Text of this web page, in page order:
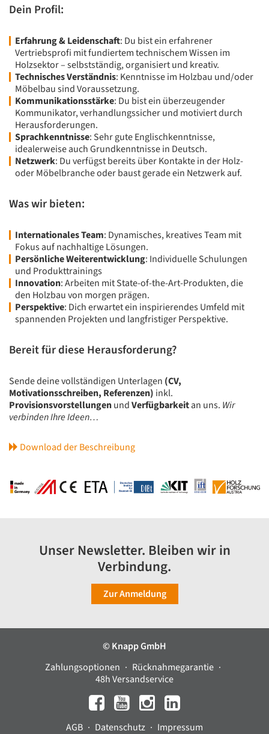
Dein Profil:
Erfahrung & Leidenschaft: Du bist ein erfahrener
Vertriebsprofi mit fundiertem technischem Wissen im
Holzsektor – selbstständig, organisiert und kreativ.
Technisches Verständnis: Kenntnisse im Holzbau und/oder
Möbelbau sind Voraussetzung.
Kommunikationsstärke: Du bist ein überzeugender
Kommunikator, verhandlungssicher und motiviert durch
Herausforderungen.
Sprachkenntnisse: Sehr gute Englischkenntnisse,
idealerweise auch Grundkenntnisse in Deutsch.
Netzwerk: Du verfügst bereits über Kontakte in der Holz-
oder Möbelbranche oder baust gerade ein Netzwerk auf.
Was wir bieten:
Internationales Team: Dynamisches, kreatives Team mit
Fokus auf nachhaltige Lösungen.
Persönliche Weiterentwicklung: Individuelle Schulungen
und Produkttrainings
Innovation: Arbeiten mit State-of-the-Art-Produkten, die
den Holzbau von morgen prägen.
Perspektive: Dich erwartet ein inspirierendes Umfeld mit
spannenden Projekten und langfristiger Perspektive.
Bereit für diese Herausforderung?
Sende deine vollständigen Unterlagen (CV,
Motivationsschreiben, Referenzen) inkl.
ProvisionsvorstellungenundVerfügbarkeitan uns. Wir
verbinden Ihre Ideen…
Download der Beschreibung
Unser Newsletter. Bleiben wir in
Verbindung.
Zur Anmeldung
© Knapp GmbH
Zahlungsoptionen
Rücknahmegarantie
48h Versandservice
AGB Datenschutz Impressum